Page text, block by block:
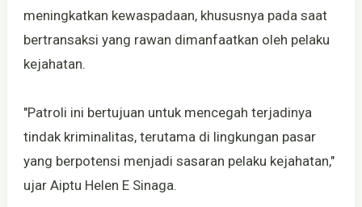
meningkatkan kewaspadaan, khususnya pada saat
bertransaksi yang rawan dimanfaatkan oleh pelaku
kejahatan.
"Patroli ini bertujuan untuk mencegah terjadinya
tindak kriminalitas, terutama di lingkungan pasar
yang berpotensi menjadi sasaran pelaku kejahatan,"
ujar Aiptu Helen E Sinaga.